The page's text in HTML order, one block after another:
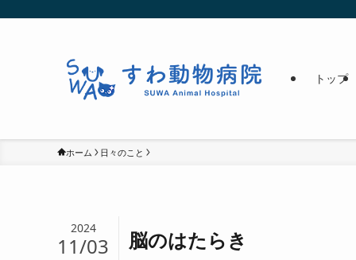
トップ
ホーム 日々のこと
脳のはたらき
2024
11/03